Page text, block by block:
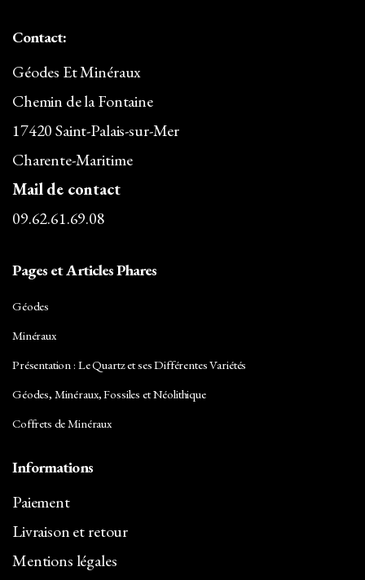
Calcédoine
Calcite
Carbure de Silicium
Citrine
Cornaline
Cuivre
Contact:
Géodes Et Minéraux
Chemin de la Fontaine
17420 Saint-Palais-sur-Mer
Charente-Maritime
Mail de contact
09.62.61.69.08
Pages et Articles Phares
Géodes
Minéraux
Présentation : Le Quartz et ses Différentes Variétés
Géodes, Minéraux, Fossiles et Néolithique
Coffrets de Minéraux
Informations
Paiement
Livraison et retour
Mentions légales